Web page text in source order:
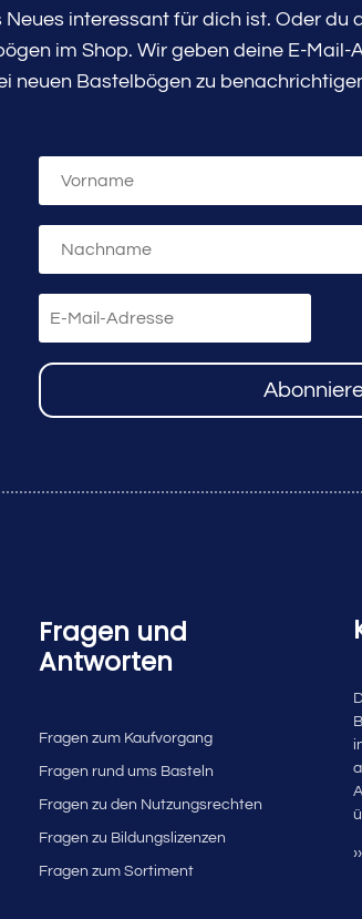
interessant für dich ist. Oder
im Shop. Wir geben deine E-
neuen Bastelbögen zu
Fragen und
Antworten
Fragen zum Kaufvorgang
Fragen rund ums Basteln
Fragen zu den Nutzungsrechten
Fragen zu Bildungslizenzen
Fragen zum Sortiment